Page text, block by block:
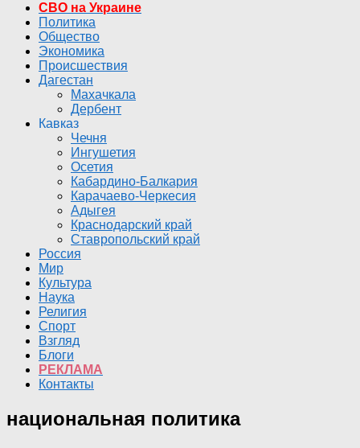
СВО на Украине
Политика
Общество
Экономика
Происшествия
Дагестан
Махачкала
Дербент
Кавказ
Чечня
Ингушетия
Осетия
Кабардино-Балкария
Карачаево-Черкесия
Адыгея
Краснодарский край
Ставропольский край
Россия
Мир
Культура
Наука
Религия
Спорт
Взгляд
Блоги
РЕКЛАМА
Контакты
национальная политика